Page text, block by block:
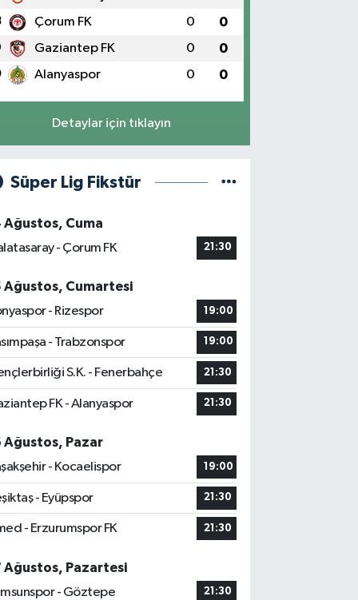
Çorum FK 0 0
Gaziantep FK 0 0
Alanyaspor 0 0
Detaylar için tıklayın
Süper Lig Fikstür
Ağustos, Cuma
- Çorum FK
21:30
Ağustos, Cumartesi
- Rizespor
19:00
- Trabzonspor 19:00
S.K. - Fenerbahçe 21:30
FK - Alanyaspor 21:30
Ağustos, Pazar
- Kocaelispor
19:00
- Eyüpspor 21:30
- Erzurumspor FK 21:30
Ağustos, Pazartesi
- Göztepe
21:30